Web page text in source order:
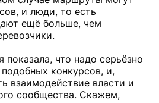
и люди, то есть
ещё больше, чем
что надо серьёзно
конкурсов, и,
взаимодействие власти и
сообщества. Скажем,